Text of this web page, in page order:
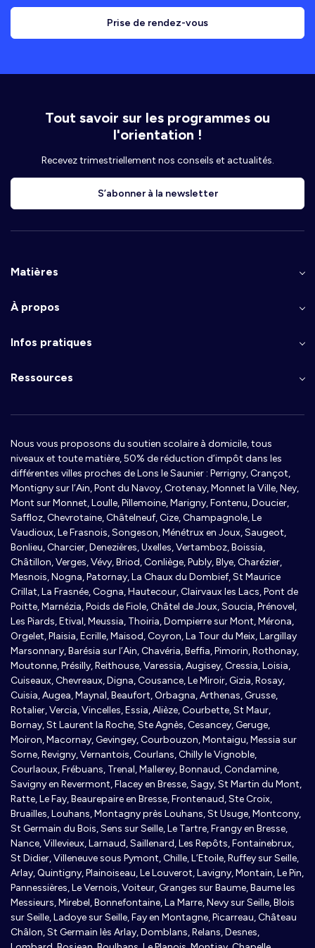
Prise de rendez-vous
Tout savoir sur les programmes ou
l'orientation !
Recevez trimestriellement nos conseils et actualités.
S’abonner à la newsletter
Matières
À propos
Infos pratiques
Ressources
Nous vous proposons du soutien scolaire à domicile, tous
niveaux et toute matière, 50% de réduction d’impôt dans les
différentes villes proches de Lons le Saunier : Perrigny, Crançot,
Montigny sur l’Ain, Pont du Navoy, Crotenay, Monnet la Ville, Ney,
Mont sur Monnet, Loulle, Pillemoine, Marigny, Fontenu, Doucier,
Saffloz, Chevrotaine, Châtelneuf, Cize, Champagnole, Le
Vaudioux, Le Frasnois, Songeson, Ménétrux en Joux, Saugeot,
Bonlieu, Charcier, Denezières, Uxelles, Vertamboz, Boissia,
Châtillon, Verges, Vévy, Briod, Conliège, Publy, Blye, Charézier,
Mesnois, Nogna, Patornay, La Chaux du Dombief, St Maurice
Crillat, La Frasnée, Cogna, Hautecour, Clairvaux les Lacs, Pont de
Poitte, Marnézia, Poids de Fiole, Châtel de Joux, Soucia, Prénovel,
Les Piards, Etival, Meussia, Thoiria, Dompierre sur Mont, Mérona,
Orgelet, Plaisia, Ecrille, Maisod, Coyron, La Tour du Meix, Largillay
Marsonnary, Barésia sur l’Ain, Chavéria, Beffia, Pimorin, Rothonay,
Moutonne, Présilly, Reithouse, Varessia, Augisey, Cressia, Loisia,
Cuiseaux, Chevreaux, Digna, Cousance, Le Miroir, Gizia, Rosay,
Cuisia, Augea, Maynal, Beaufort, Orbagna, Arthenas, Grusse,
Rotalier, Vercia, Vincelles, Essia, Alièze, Courbette, St Maur,
Bornay, St Laurent la Roche, Ste Agnès, Cesancey, Geruge,
Moiron, Macornay, Gevingey, Courbouzon, Montaigu, Messia sur
Sorne, Revigny, Vernantois, Courlans, Chilly le Vignoble,
Courlaoux, Frébuans, Trenal, Mallerey, Bonnaud, Condamine,
Savigny en Revermont, Flacey en Bresse, Sagy, St Martin du Mont,
Ratte, Le Fay, Beaurepaire en Bresse, Frontenaud, Ste Croix,
Bruailles, Louhans, Montagny près Louhans, St Usuge, Montcony,
St Germain du Bois, Sens sur Seille, Le Tartre, Frangy en Bresse,
Nance, Villevieux, Larnaud, Saillenard, Les Repôts, Fontainebrux,
St Didier, Villeneuve sous Pymont, Chille, L’Etoile, Ruffey sur Seille,
Arlay, Quintigny, Plainoiseau, Le Louverot, Lavigny, Montain, Le Pin,
Pannessières, Le Vernois, Voiteur, Granges sur Baume, Baume les
Messieurs, Mirebel, Bonnefontaine, La Marre, Nevy sur Seille, Blois
sur Seille, Ladoye sur Seille, Fay en Montagne, Picarreau, Château
Châlon, St Germain lès Arlay, Domblans, Relans, Desnes,